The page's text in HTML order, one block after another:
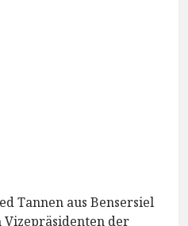
Tannen aus Bensersiel
der